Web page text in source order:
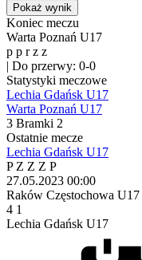
Pokaż wynik
Koniec meczu
Warta Poznań U17
p p rz z
| Do przerwy: 0-0
Statystyki meczowe
Lechia Gdańsk U17
Warta Poznań U17
3 Bramki 2
Ostatnie mecze
Lechia Gdańsk U17
PZ Z Z P
27.05.2023 00:00
Raków Częstochowa U17
4 1
Lechia Gdańsk U17